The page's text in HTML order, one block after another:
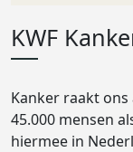
KWF
Kanker raakt ons
45.000 mensen
hiermee in